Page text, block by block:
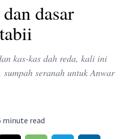
dasar
kas-kas dah reda, kali ini
sumpah seranah untuk Anwar
minute read